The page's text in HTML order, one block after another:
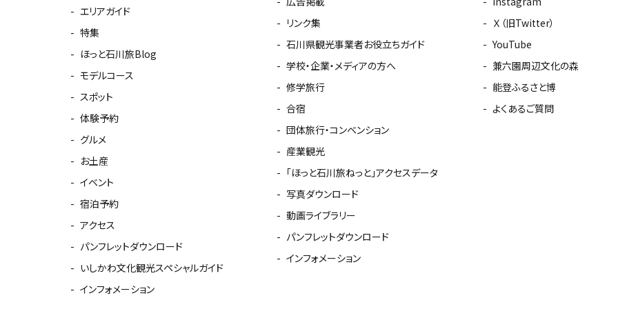
エリアガイド
特集
ほっと石川旅Blog
モデルコース
スポット
体験予約
グルメ
お土産
イベント
宿泊予約
アクセス
パンフレットダウンロード
いしかわ文化観光スペシャルガイド
インフォメーション
リンク集
石川県観光事業者お役立ちガイド
学校・企業・メディアの方へ
修学旅行
合宿
団体旅行・コンベンション
産業観光
「ほっと石川旅ねっと」アクセスデータ
写真ダウンロード
動画ライブラリー
パンフレットダウンロード
インフォメーション
Ｘ（旧Twitter）
YouTube
兼六園周辺文化の森
能登ふるさと博
よくあるご質問